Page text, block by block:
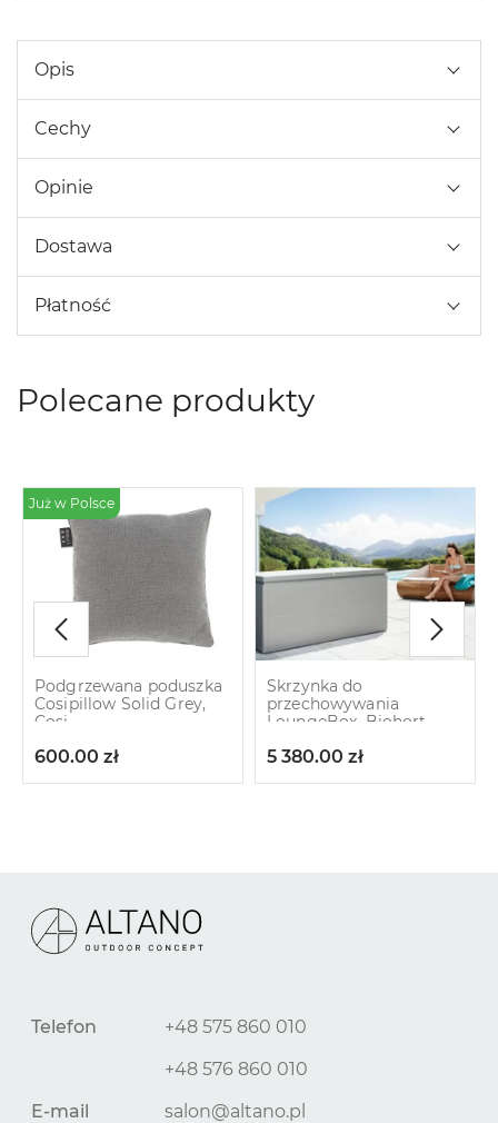
Opis
Cechy
Opinie
Dostawa
Płatność
Polecane produkty
Już w Polsce
Podgrzewana poduszka
Cosipillow Solid Grey,
Cosi
600.00 zł
Skrzynka do
przechowywania
LoungeBox, Biohort
5 380.00 zł
Telefon
+48 575 860 010
+48 576 860 010
E-mail
salon@altano.pl